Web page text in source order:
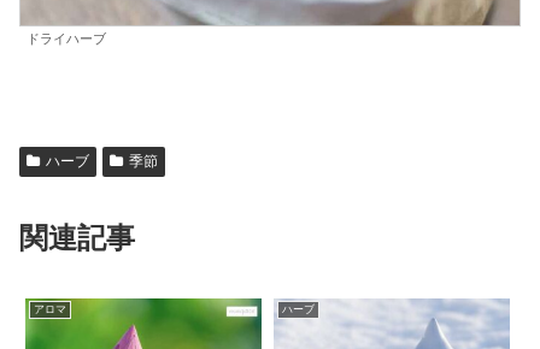
ドライハーブ
ハーブ 季節
関連記事
アロマ ハーブ